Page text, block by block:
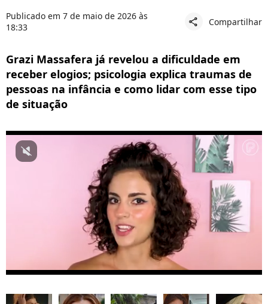
Publicado em 7 de maio de 2026 às
18:33
share Compartilhar
Grazi Massafera já revelou a dificuldade em
receber elogios; psicologia explica traumas de
pessoas na infância e como lidar com esse tipo
de situação